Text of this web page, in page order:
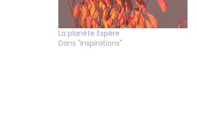
La planète Espère
Dans "Inspirations"